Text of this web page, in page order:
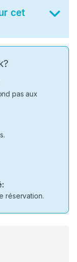
cet
pas aux
réservation.